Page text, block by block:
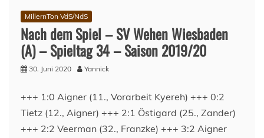
kommt
auch
zu
Trainersuche
beim
FCSP
MillernTon VdS/NdS
Nach dem Spiel – SV Wehen Wiesbaden
(A) – Spieltag 34 – Saison 2019/20
30. Juni 2020 Yannick
+++ 1:0 Aigner (11., Vorarbeit Kyereh) +++ 0:2
Tietz (12., Aigner) +++ 2:1 Östigard (25., Zander)
+++ 2:2 Veerman (32., Franzke) +++ 3:2 Aigner